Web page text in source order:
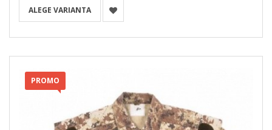
ALEGE VARIANTA
PROMO